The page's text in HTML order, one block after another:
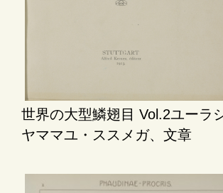
世界の大型鱗翅目 Vol.2ユーラ
ヤママユ・ススメガ、文章